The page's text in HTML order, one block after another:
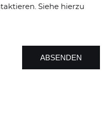
Siehe hierzu